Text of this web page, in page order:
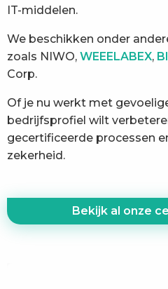
IT-middelen.
We beschikken onder
zoals NIWO, WEEELABEX,
Corp.
Of je nu werkt met
bedrijfsprofiel wilt
gecertificeerde processen
zekerheid.
Bekijk al onze